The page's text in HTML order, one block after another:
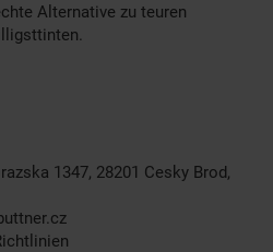
Alternative zu teuren
1347, 28201 Cesky Brod,